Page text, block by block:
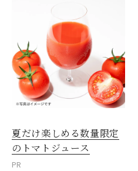
夏だけ楽しめる数量限定
のトマトジュース
PR